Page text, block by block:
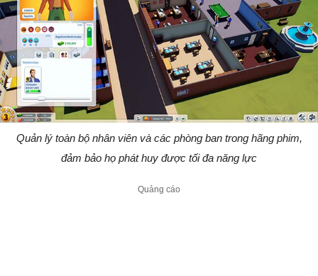
Quản lý toàn bộ nhân viên và các phòng ban trong hãng phim,
đảm bảo họ phát huy được tối đa năng lực